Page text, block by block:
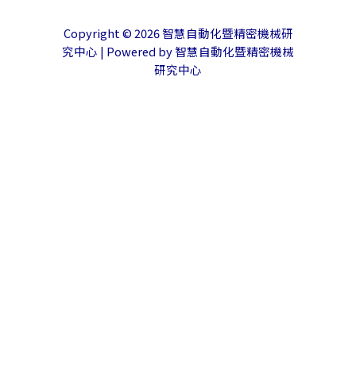
Copyright © 2026 智慧自動化暨精密機械研
究中心 | Powered by 智慧自動化暨精密機械
研究中心